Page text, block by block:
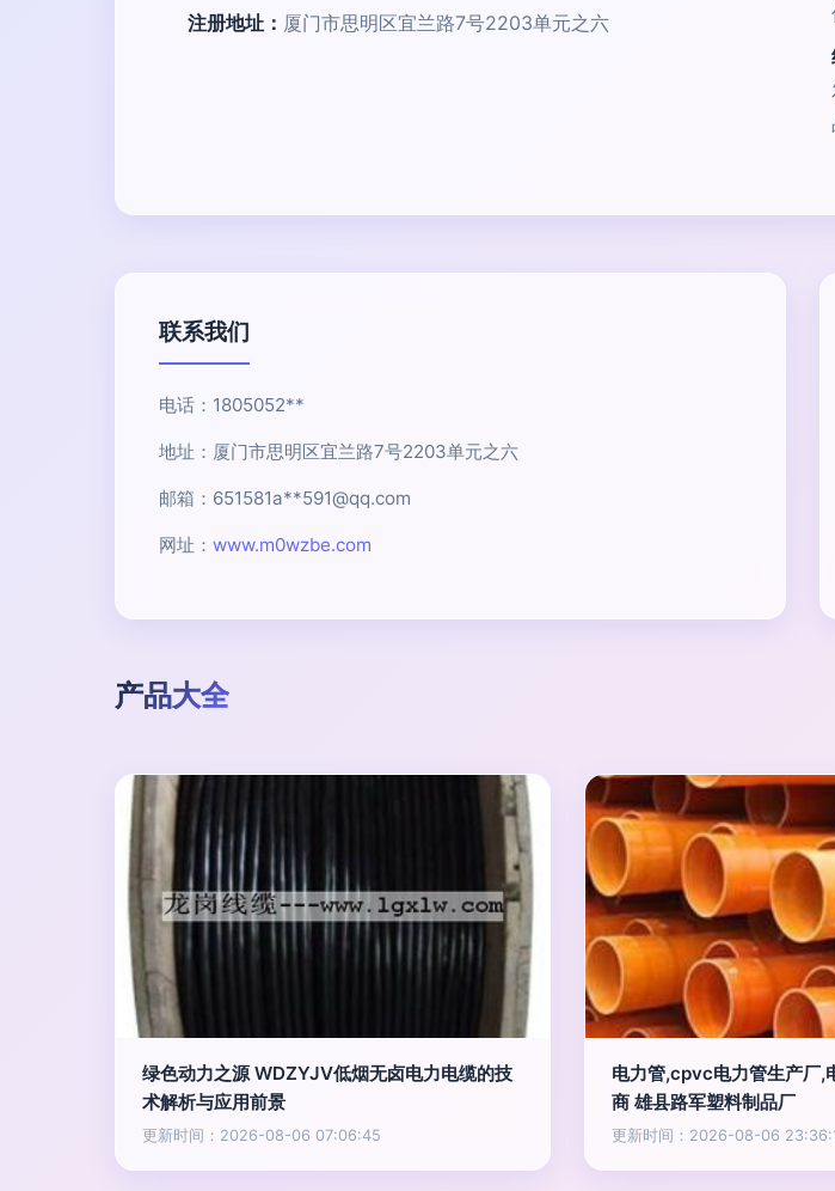
注册地址： 厦门市思明区宜兰路7号2203单元之六
联系我们
电话：1805052**
地址：厦门市思明区宜兰路7号2203单元之六
邮箱：651581a**591@qq.com
网址： www.m0wzbe.com
产品大全
绿色动力之源 WDZYJV低烟无卤电力电缆的技
术解析与应用前景
更新时间：2026-08-06 07:06:45
电力管,cpvc电力管生产厂,
商 雄县路军塑料制品厂
更新时间：2026-08-06